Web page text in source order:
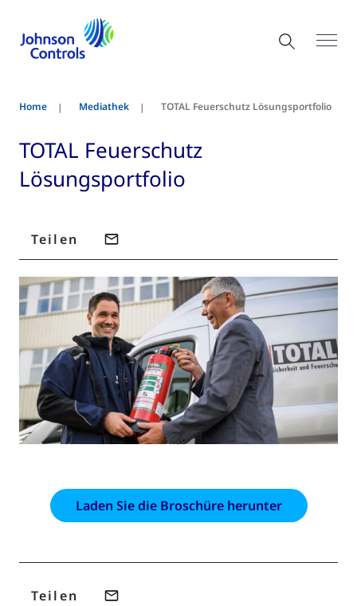
Home Mediathek TOTAL Feuerschutz Lösungsportfolio
TOTAL Feuerschutz
Lösungsportfolio
Teilen
Laden Sie die Broschüre herunter
Teilen